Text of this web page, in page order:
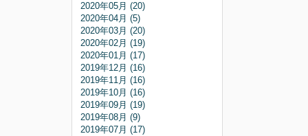
2020年05月 (20)
2020年04月 (5)
2020年03月 (20)
2020年02月 (19)
2020年01月 (17)
2019年12月 (16)
2019年11月 (16)
2019年10月 (16)
2019年09月 (19)
2019年08月 (9)
2019年07月 (17)